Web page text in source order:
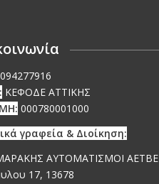
094277916
ΚΕΦΟΔΕ ΑΤΤΙΚΗΣ
000780001000
γραφεία & Διοίκηση:
ΑΥΤΟΜΑΤΙΣΜΟΙ ΑΕΤΒΕ
17, 13678